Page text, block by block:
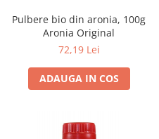
Dulciuri
Dulceturi, gemuri, compoturi
Creme
Biscuiti si napolitane
Pulbere bio din aronia, 100g
Aronia Original
72,19 Lei
ADAUGA IN COS